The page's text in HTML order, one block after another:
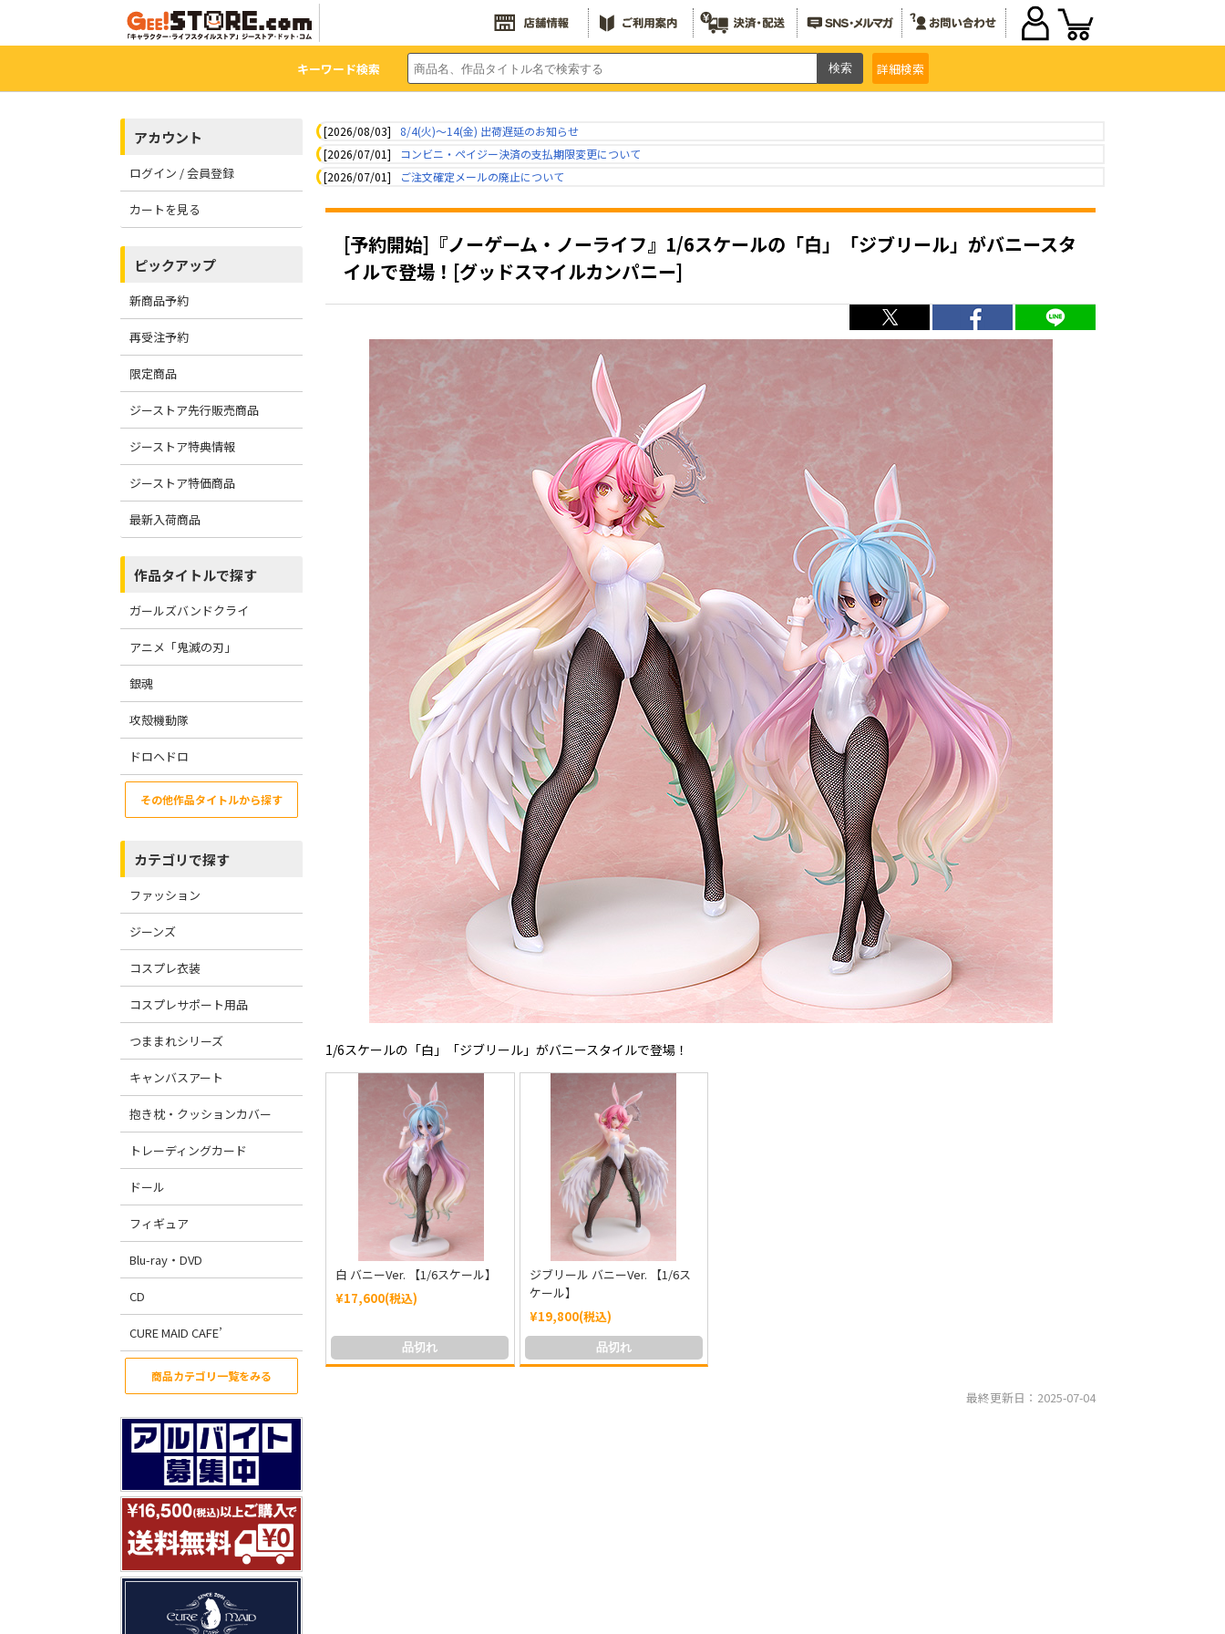
キーワード検索 詳細検索
アカウント
ログイン / 会員登録
カートを見る
ピックアップ
新商品予約
再受注予約
限定商品
ジーストア先行販売商品
ジーストア特典情報
ジーストア特価商品
最新入荷商品
作品タイトルで探す
ガールズバンドクライ
アニメ「鬼滅の刃」
銀魂
攻殻機動隊
ドロヘドロ
その他作品タイトルから探す
カテゴリで探す
ファッション
ジーンズ
コスプレ衣装
コスプレサポート用品
つままれシリーズ
キャンバスアート
抱き枕・クッションカバー
トレーディングカード
ドール
フィギュア
Blu-ray・DVD
CD
CURE MAID CAFE’
商品カテゴリ一覧をみる
[2026/08/03]
8/4(火)～14(金) 出荷遅延のお知らせ
[2026/07/01]
コンビニ・ペイジー決済の支払期限変更について
[2026/07/01]
ご注文確定メールの廃止について
[予約開始]『ノーゲーム・ノーライフ』1/6スケールの「白」「ジブリール」がバニースタ
イルで登場！[グッドスマイルカンパニー]
1/6スケールの「白」「ジブリール」がバニースタイルで登場！
白 バニーVer. 【1/6スケール】
¥17,600(税込)
品切れ
ジブリール バニーVer. 【1/6ス
ケール】
¥19,800(税込)
品切れ
最終更新日：2025-07-04